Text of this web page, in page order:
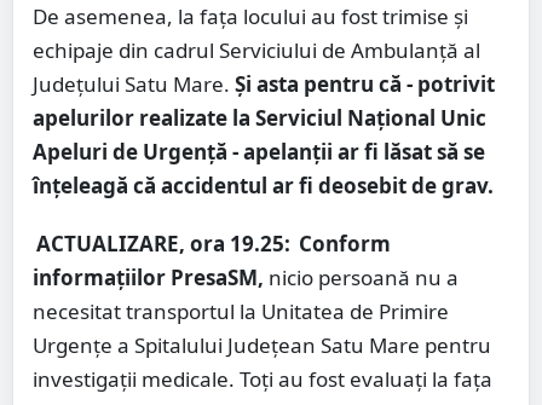
De asemenea, la fața locului au fost trimise și
echipaje din cadrul Serviciului de Ambulanță al
Județului Satu Mare. Și asta pentru că - potrivit
apelurilor realizate la Serviciul Național Unic
Apeluri de Urgență - apelanții ar fi lăsat să se
înțeleagă că accidentul ar fi deosebit de grav.
ACTUALIZARE, ora 19.25: Conform
informațiilor PresaSM, nicio persoană nu a
necesitat transportul la Unitatea de Primire
Urgențe a Spitalului Județean Satu Mare pentru
investigații medicale. Toți au fost evaluați la fața